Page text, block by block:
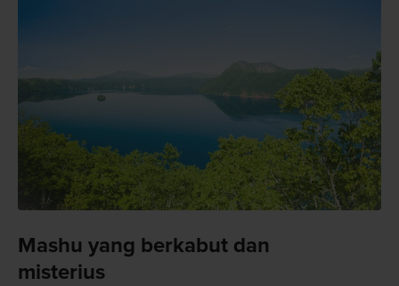
Mashu yang berkabut dan
misterius